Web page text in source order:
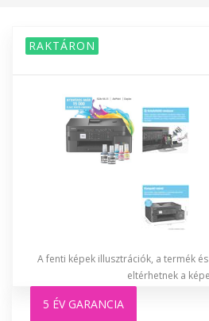
RAKTÁRON
5 ÉV GARANCIA
A fenti képek illusztrációk, a termék
eltérhetnek a